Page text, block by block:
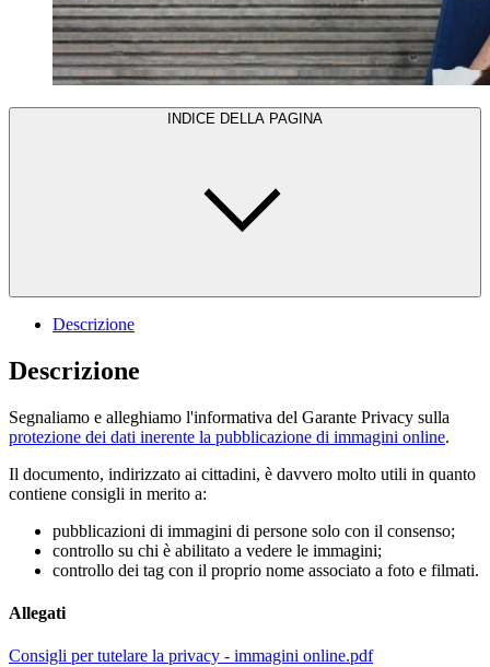
INDICE DELLA PAGINA
Descrizione
Descrizione
Segnaliamo e alleghiamo l'informativa del Garante Privacy sulla
protezione dei dati inerente la pubblicazione di immagini online.
Il documento, indirizzato ai cittadini, è davvero molto utili in quanto
contiene consigli in merito a:
pubblicazioni di immagini di persone solo con il consenso;
controllo su chi è abilitato a vedere le immagini;
controllo dei tag con il proprio nome associato a foto e filmati.
Allegati
Consigli per tutelare la privacy - immagini online.pdf